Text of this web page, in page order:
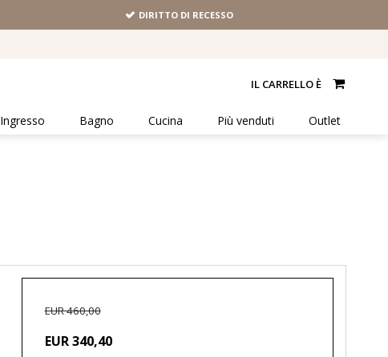
DIRITTO DI RECESSO
IL CARRELLO È
Ingresso Bagno Cucina Più venduti Outlet
EUR 460,00
EUR 340,40